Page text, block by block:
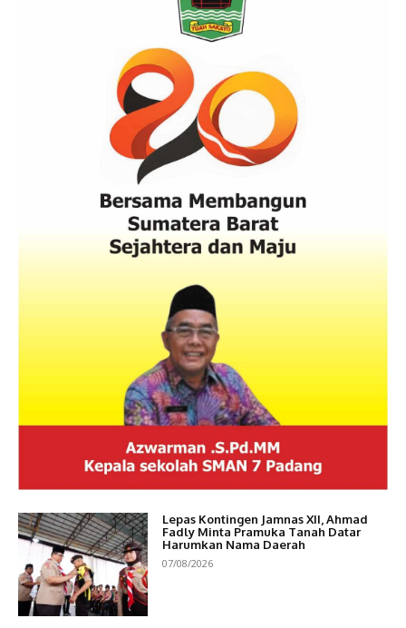
Lepas Kontingen Jamnas XII, Ahmad
Fadly Minta Pramuka Tanah Datar
Harumkan Nama Daerah
07/08/2026